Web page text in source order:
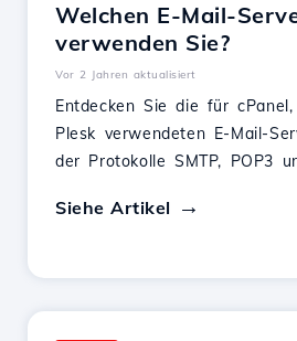
Welchen E-Mail-
verwenden Sie?
Vor 2 Jahren aktualisiert
Entdecken Sie die für
Plesk verwendeten E-Mail-
der Protokolle SMTP, POP3
Siehe Artikel